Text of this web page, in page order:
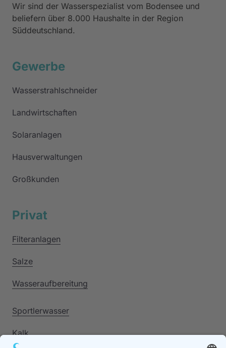
Wir sind der Wasserspezialist vom Bodensee
beliefern über 8.000 Haushalte in der
Süddeutschland.
Gewerbe
Wasserstrahlschneider
Landwirtschaften
Solaranlagen
Hausverwaltungen
Großkunden
Privat
Filteranlagen
Salze
Wasseraufbereitung
Sportlerwasser
Kalk